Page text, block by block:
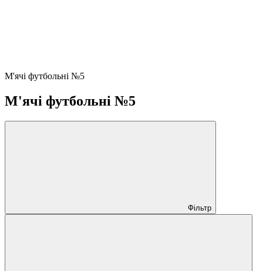
М'ячі футбольнi №5
М'ячі футбольнi №5
Фільтр